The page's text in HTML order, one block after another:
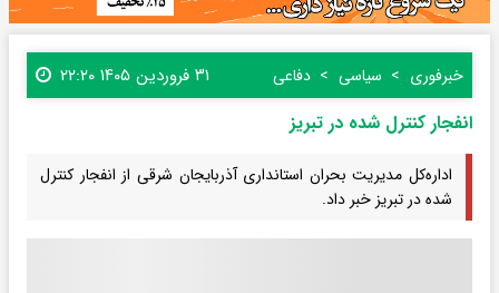
خبرفوری سیاسی دفاعی ۳۱ فروردین ۱۴۰۵ ۲۲:۲۰
انفجار کنترل شده در تبریز
اداره‌کل مدیریت بحران استانداری آذربایجان شرقی از انفجار کنترل
شده در تبریز خبر داد.